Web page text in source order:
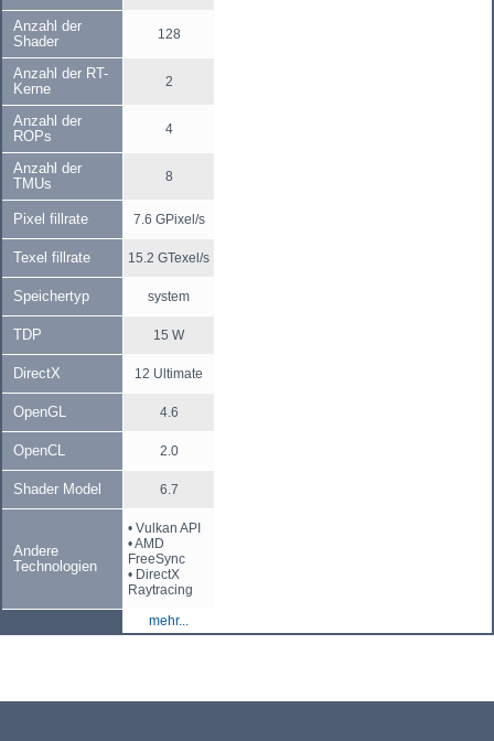
Anzahl der
Shader
128
Anzahl der RT-
Kerne
2
Anzahl der
ROPs
4
Anzahl der
TMUs
8
Pixel fillrate 7.6 GPixel/s
Texel fillrate 15.2 GTexel/s
Speichertyp system
TDP 15 W
DirectX 12 Ultimate
OpenGL 4.6
OpenCL 2.0
Shader Model 6.7
Andere
Technologien
• Vulkan API
• AMD
FreeSync
• DirectX
Raytracing
mehr...